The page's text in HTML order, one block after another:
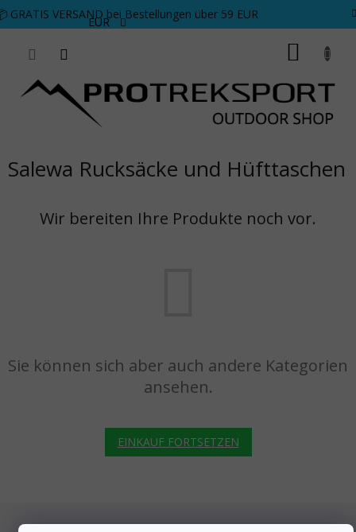
Zum Inhalt springen
GRATIS VERSAND bei Bestellungen über 59 EUR
EUR
Salewa Rucksäcke und Hüfttaschen
Wir bereiten Ihre Produkte noch vor.
Sie können sich aber auch andere Kategorien
ansehen.
EINKAUF FORTSETZEN